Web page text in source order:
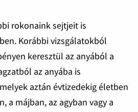
rokonaink sejtjeit is
Korábbi vizsgálatokból
keresztül az anyából a
az anyába is
aztán évtizedekig életben
a májban, az agyban vagy a